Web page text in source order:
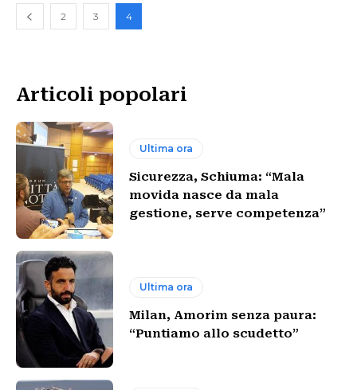
2 3 4
Articoli popolari
Ultima ora
Sicurezza, Schiuma: “Mala
movida nasce da mala
gestione, serve competenza”
Ultima ora
Milan, Amorim senza paura:
“Puntiamo allo scudetto”